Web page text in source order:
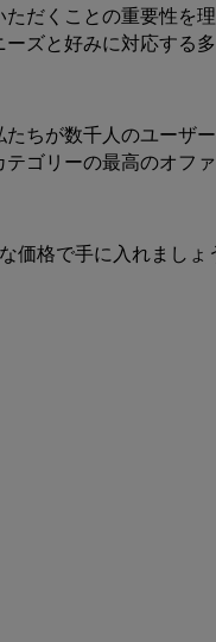
だくことの重要性を
ズと好みに対応する
ちが数千人のユーザ
ゴリーの最高のオフ
価格で手に入れまし